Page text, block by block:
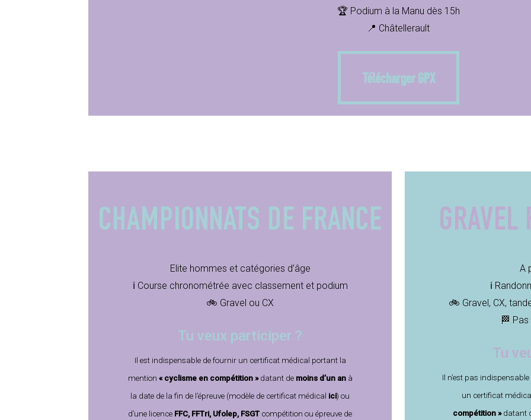
🏆 Podium à la Manu dès 15h
📍 Châtellerault
Télécharger GPX
Télécharger GPX
CHAMPIONNATS DE FRANCE
Elite hommes et catégories d’âge
ℹ️ Course chronométrée avec classement et podium
🚲 Gravel ou CX
Tu veux participer ?
Il est indispensable de fournir un certificat médical portant la
mention « cyclisme en compétition »datant de moins d’un anà
la date de la fin de l’épreuve (modèle de certificat médical ici) ou
d’une licence FFC, FFTri, Ufolep, FSGT compétition ou épreuve de
GRAVEL
A
ℹ️
🚲 Gravel, CX,
🏁
Tu
Il n’est pas
un certificat
compétition »datant